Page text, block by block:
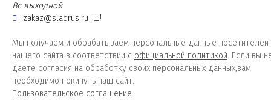
Вс выходной
zakaz@sladrus.ru
Мы получаем и обрабатываем персональные данные посетителей
нашего сайта в соответствии с официальной политикой. Если вы
даете согласия на обработку своих персональных данных,вам
необходимо покинуть наш сайт.
Пользовательское соглашение